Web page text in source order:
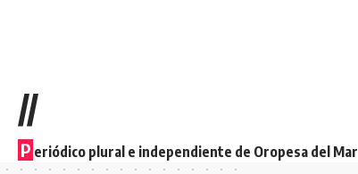
//
P eriódico plural e independiente de Oropesa del Mar